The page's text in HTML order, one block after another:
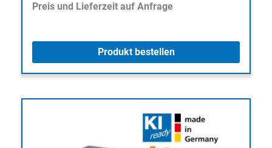
Preis und Lieferzeit auf Anfrage
Produkt bestellen